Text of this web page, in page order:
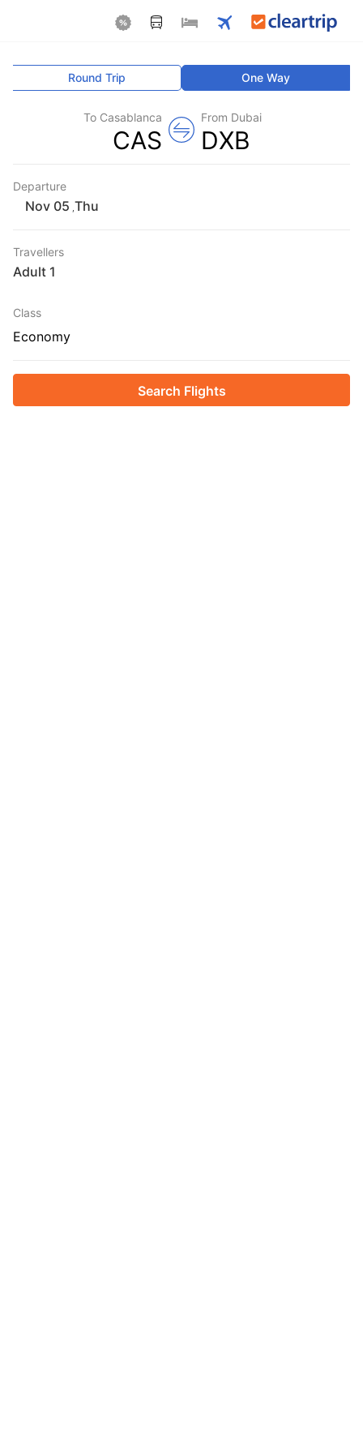
One Way
Round Trip
From Dubai
DXB
To Casablanca
CAS
Departure
Thu
Travellers
1 Adult
Class
Economy